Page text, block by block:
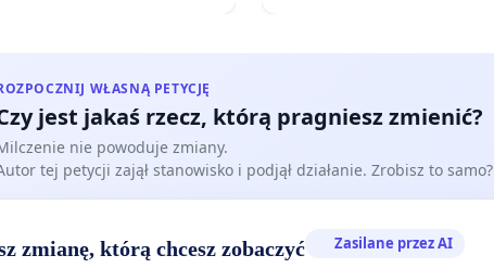
WŁASNĄ PETYCJĘ
jest jakaś rzecz, którą pragniesz zmienić?
nie powoduje zmiany.
tej petycji zajął stanowisko i podjął działanie. Zrobisz to samo?
zmianę, którą chcesz zobaczyć Zasilane przez AI